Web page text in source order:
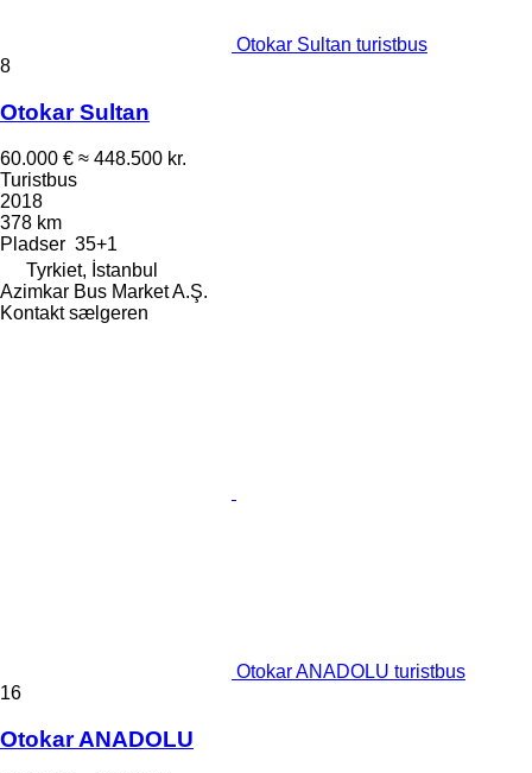
Otokar Sultan turistbus
8
Otokar Sultan
60.000 € ≈ 448.500 kr.
Turistbus
2018
378 km
Pladser 35+1
Tyrkiet, İstanbul
Azimkar Bus Market A.Ş.
Kontakt sælgeren
Otokar ANADOLU turistbus
16
Otokar ANADOLU